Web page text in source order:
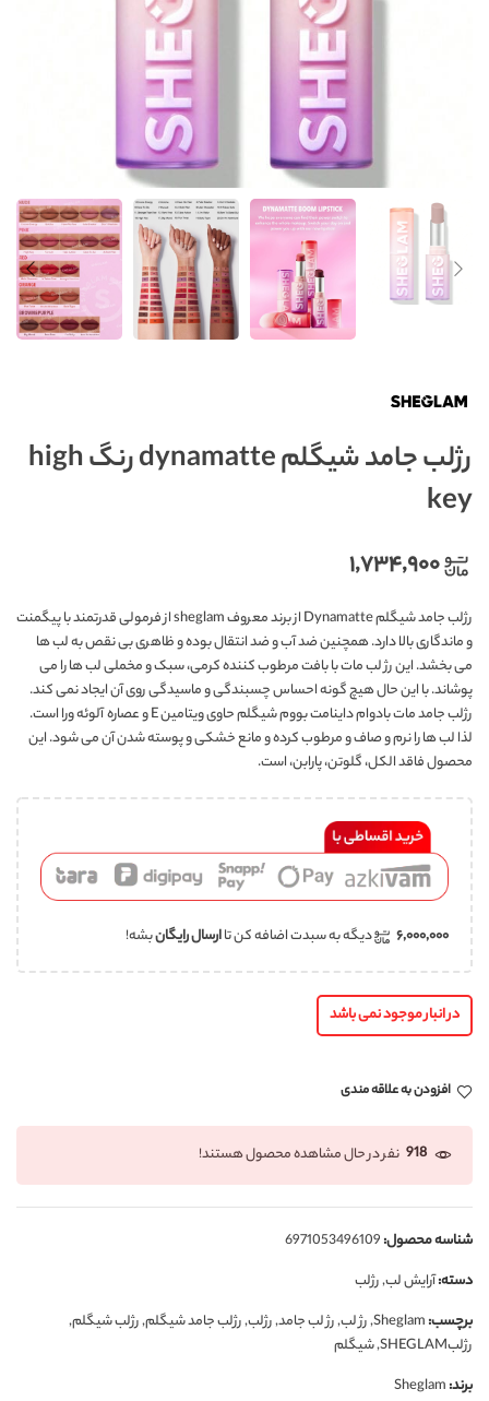
رژلب جامد شیگلم dynamatte رنگ high
key
۱,۷۳۴,۹۰۰
رژلب جامد شیگلم Dynamatte از برند معروف sheglam از فرمولی قدرتمند با پیگمنت
و ماندگاری بالا دارد. همچنین ضد آب و ضد انتقال بوده و ظاهری بی نقص به لب ها
می بخشد. این رژ لب مات با بافت مرطوب کننده کرمی، سبک و مخملی لب ها را می
پوشاند. با این حال هیچ گونه احساس چسبندگی و ماسیدگی روی آن ایجاد نمی کند.
رژلب جامد مات بادوام داینامت بووم شیگلم حاوی ویتامین E و عصاره آلوئه ورا است.
لذا لب ها را نرم و صاف و مرطوب کرده و مانع خشکی و پوسته شدن آن می شود. این
محصول فاقد الکل، گلوتن، پارابن، است.
۶,۰۰۰,۰۰۰ دیگه به سبدت اضافه کن تاارسال رایگانبشه!
در انبار موجود نمی باشد
افزودن به علاقه مندی
918 نفر در حال مشاهده محصول هستند!
شناسه محصول:6971053496109
دسته:آرایش لب,رژلب
برچسب:Sheglam
,رژ لب,رژ لب جامد,رژلب,رژلب جامد شیگلم,رژلب شیگلم,
رژلبSHEGLAM
,شیگلم
برند:Sheglam